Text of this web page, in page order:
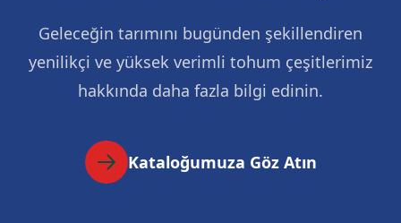
Geleceğin tarımını bugünden şekillendiren
yenilikçi ve yüksek verimli tohum çeşitlerimiz
hakkında daha fazla bilgi edinin.
Kataloğumuza Göz Atın